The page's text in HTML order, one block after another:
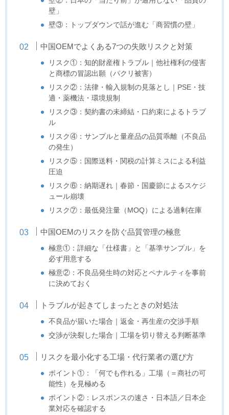
壁」
壁③：トップダウンで話が進む「商習慣の壁」
中国OEMでよくある7つの失敗リスクと対策
リスク①：知的財産権トラブル｜他社権利の侵害
と商標の冒認出願（パクリ被害）
リスク②：法律・輸入規制の見落とし｜PSE・技
適・薬機法・環境規制
リスク③：契約書の未締結・口約束によるトラブ
ル
リスク④：サンプルと量産品の品質乖離（不良品
の発生）
リスク⑤：国際送料・関税の計算ミスによる利益
圧迫
リスク⑥：納期遅れ｜春節・国慶節によるスケジ
ュール崩壊
リスク⑦：最低発注量（MOQ）による過剰在庫
中国OEMのリスクを防ぐ品質管理の極意
極意①：詳細な「仕様書」と「基準サンプル」を
必ず用意する
極意②：不良品発生時の対応とペナルティを事前
に決めておく
トラブルが起きてしまったときの対処法
不良品が届いた場合｜返金・再生産の交渉手順
交渉が決裂した場合｜工場を切り替える判断基準
リスクを最小化する工場・代行業者の選び方
ポイント①：「何でも作れる」工場（＝商社の可
能性）を見極める
ポイント②：レスポンスの速さ・日本語／日本企
業対応を確認する